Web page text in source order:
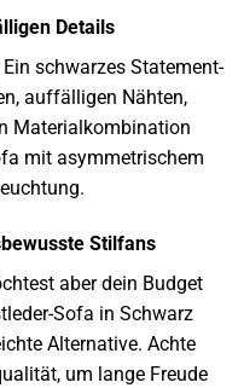
Details
schwarzes Statement-
auffälligen Nähten,
Materialkombination
mit asymmetrischem
Stilfans
aber dein Budget
Sofa in Schwarz
Alternative. Achte
um lange Freude